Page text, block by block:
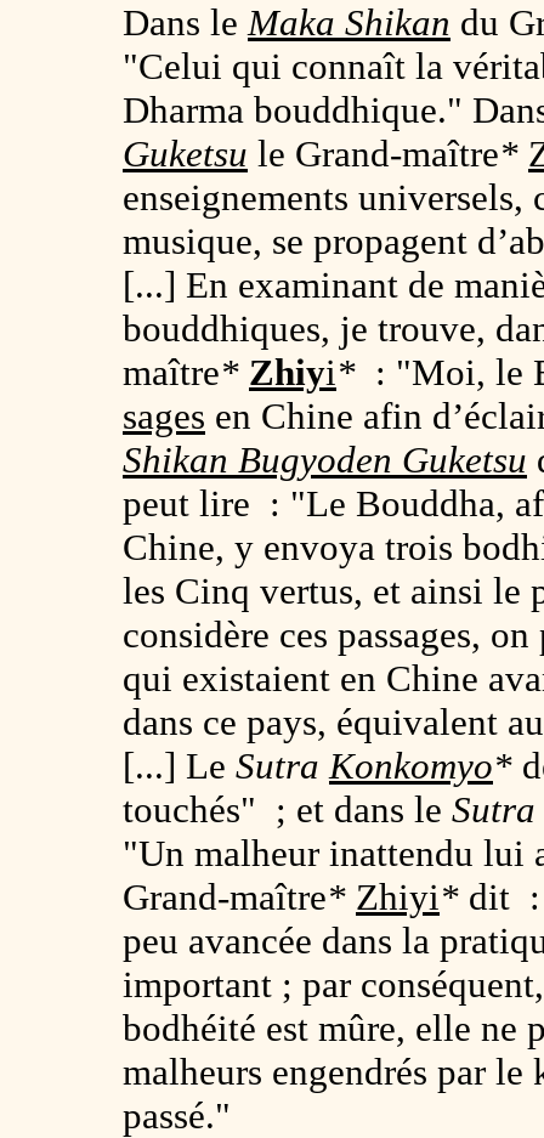
Dans leMaka Shikan du
"Celui qui connaît la
Dharma bouddhique."
Guketsu le Grand-maître*
enseignements universels,
musique, se propagent
[...] En examinant de
bouddhiques, je trouve,
maître* Zhiyi* : "Moi, le
sages en Chine afin
Shikan Bugyoden Guketsu
peut lire : "Le Bouddha,
Chine, y envoya trois
les Cinq vertus, et ainsi le
considère ces passages,
qui existaient en Chine
dans ce pays, équivalent
[...] Le SutraKonkomyo*
touchés" ; et dans le
"Un malheur inattendu lui
Grand-maître* Zhiyi* dit :
peu avancée dans la
important ; par
bodhéité est mûre, elle ne
malheurs engendrés par le
passé."